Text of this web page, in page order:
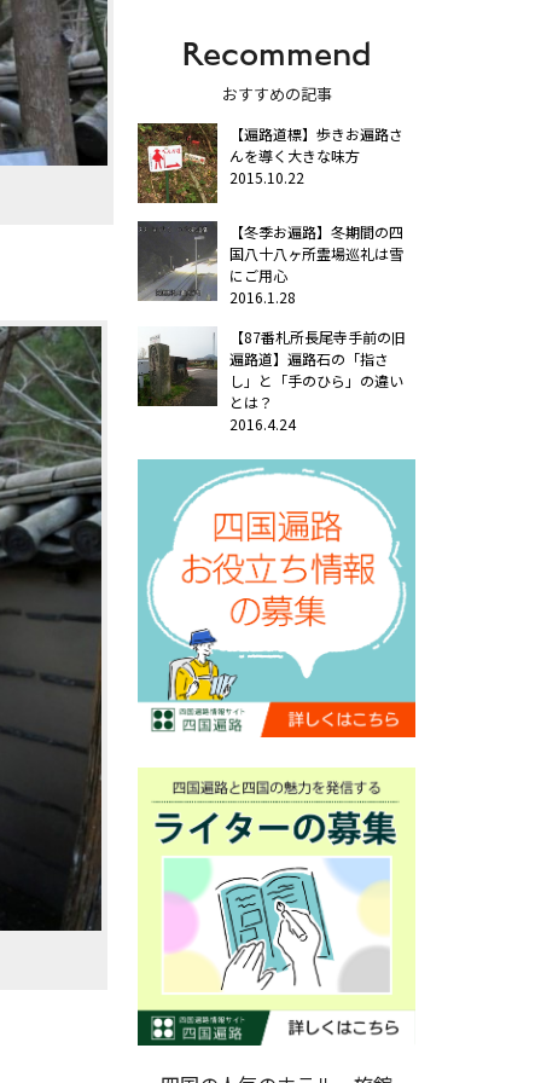
Recommend
おすすめの記事
【遍路道標】歩きお遍路さ
んを導く大きな味方
2015.10.22
【冬季お遍路】冬期間の四
国八十八ヶ所霊場巡礼は雪
にご用心
2016.1.28
【87番札所長尾寺手前の旧
遍路道】遍路石の「指さ
し」と「手のひら」の違い
とは？
2016.4.24